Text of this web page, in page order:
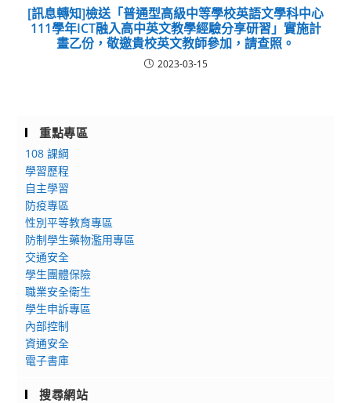
[訊息轉知]檢送「普通型高級中等學校英語文學科中心
111學年ICT融入高中英文教學經驗分享研習」實施計
畫乙份，敬邀貴校英文教師參加，請查照。
2023-03-15
重點專區
108 課綱
學習歷程
自主學習
防疫專區
性別平等教育專區
防制學生藥物濫用專區
交通安全
學生團體保險
職業安全衛生
學生申訴專區
內部控制
資通安全
電子書庫
搜尋網站